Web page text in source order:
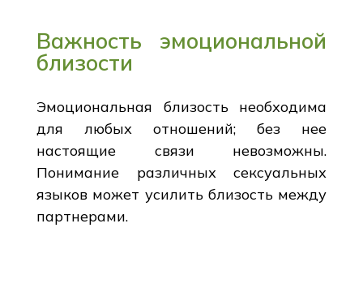
Важность эмоциональной
близости
Эмоциональная близость необходима
для любых отношений; без нее
настоящие связи невозможны.
Понимание различных сексуальных
языков может усилить близость между
партнерами.